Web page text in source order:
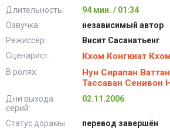
Длительность:
94 мин. / 01:34
Озвучка:
независимый автор
Режиссёр:
Висит Сасанатьенг
Сценарист:
Кхом Конгкиат
В ролях: Нун Сирапан
Тассаван Сенивон
Дни выхода
серий:
02.11.2006
Статус дорамы: перевод завершён